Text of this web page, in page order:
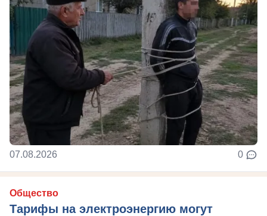
07.08.2026 0
Общество
Тарифы на электроэнергию могут